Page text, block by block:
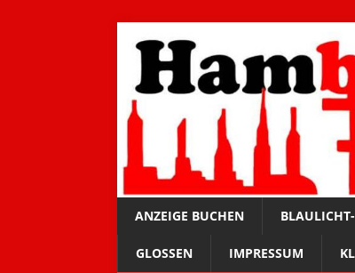
ANZEIGE BUCHEN
GLOSSEN IMPRESSUM